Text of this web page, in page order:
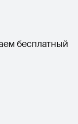
бесплатный